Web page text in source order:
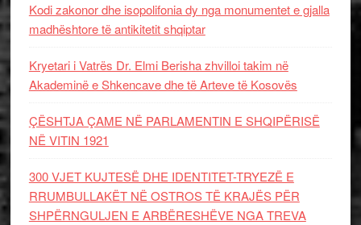
Kodi zakonor dhe isopolifonia dy nga monumentet e gjalla
madhështore të antikitetit shqiptar
Kryetari i Vatrës Dr. Elmi Berisha zhvilloi takim në
Akademinë e Shkencave dhe të Arteve të Kosovës
ÇËSHTJA ÇAME NË PARLAMENTIN E SHQIPËRISË
NË VITIN 1921
300 VJET KUJTESË DHE IDENTITET-TRYEZË E
RRUMBULLAKËT NË OSTROS TË KRAJËS PËR
SHPËRNGULJEN E ARBËRESHËVE NGA TREVA